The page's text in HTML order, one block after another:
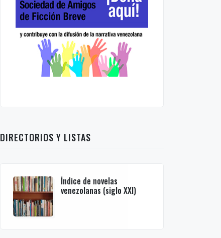
DIRECTORIOS Y LISTAS
Índice de novelas
venezolanas (siglo XXI)